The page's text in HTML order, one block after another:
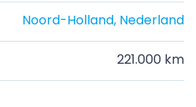
Noord-Holland, Nederland
221.000 km